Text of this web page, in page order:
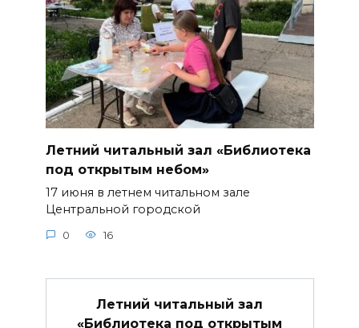
Летний читальный зал «Библиотека
под открытым небом»
17 июня в летнем читальном зале
Центральной городской
0 16
Летний читальный зал
«Библиотека под открытым